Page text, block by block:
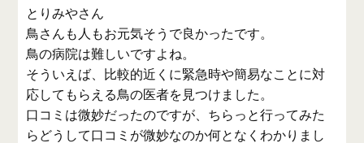
とりみやさん
鳥さんも人もお元気そうで良かったです。
鳥の病院は難しいですよね。
そういえば、比較的近くに緊急時や簡易なことに対
応してもらえる鳥の医者を見つけました。
口コミは微妙だったのですが、ちらっと行ってみた
らどうして口コミが微妙なのか何となくわかりまし